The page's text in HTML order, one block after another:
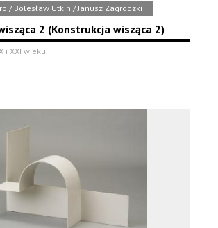
/ Bolesław Utkin / Janusz Zagrodzki
2 (Konstrukcja wisząca 2)
i XXI wieku